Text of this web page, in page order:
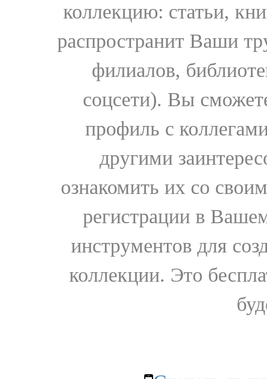
коллекцию: статьи,
распространит Ваши
филиалов,
соцсети). Вы
профиль с
другими
ознакомить их со
регистрации в
инструментов для
коллекции. Это